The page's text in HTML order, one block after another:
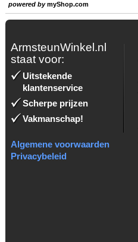
powered bymyShop.com
ArmsteunWinkel.nl
staat voor:
Uitstekende
klantenservice
Scherpe prijzen
Vakmanschap!
Algemene voorwaarden
Privacybeleid